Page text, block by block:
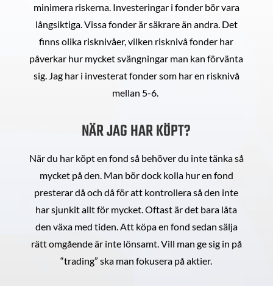
minimera riskerna. Investeringar i fonder bör vara
långsiktiga. Vissa fonder är säkrare än andra. Det
finns olika risknivåer, vilken risknivå fonder har
påverkar hur mycket svängningar man kan förvänta
sig. Jag har i investerat fonder som har en risknivå
mellan 5-6.
NÄR JAG HAR KÖPT?
När du har köpt en fond så behöver du inte tänka så
mycket på den. Man bör dock kolla hur en fond
presterar då och då för att kontrollera så den inte
har sjunkit allt för mycket. Oftast är det bara låta
den växa med tiden. Att köpa en fond sedan sälja
rätt omgående är inte lönsamt. Vill man ge sig in på
“trading” ska man fokusera på aktier.